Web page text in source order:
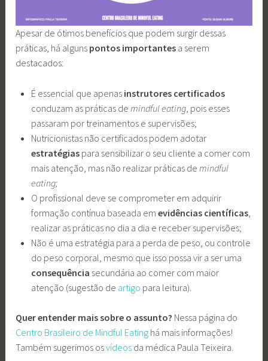
Apesar de ótimos benefícios que podem surgir dessas
práticas, há alguns pontos importantes a serem
destacados:
É essencial que apenasinstrutores certificados
conduzam as práticas de mindful eating, pois esses
passaram por treinamentos e supervisões;
Nutricionistas não certificados podem adotar
estratégiaspara sensibilizar o seu cliente a comer com
mais atenção, mas não realizar práticas de mindful
eating;
O profissional deve se comprometer em adquirir
formação contínua baseada em evidências científicas,
realizar as práticas no dia a dia e receber supervisões;
Não é uma estratégia para a perda de peso, ou controle
do peso corporal, mesmo que isso possa vir a ser uma
consequência secundária ao comer com maior
atenção (sugestão de artigo para leitura).
Quer entender mais sobre o assunto? Nessa página do
Centro Brasileiro de Mindful Eating há mais informações!
Também sugerimos osvídeos da médica Paula Teixeira.